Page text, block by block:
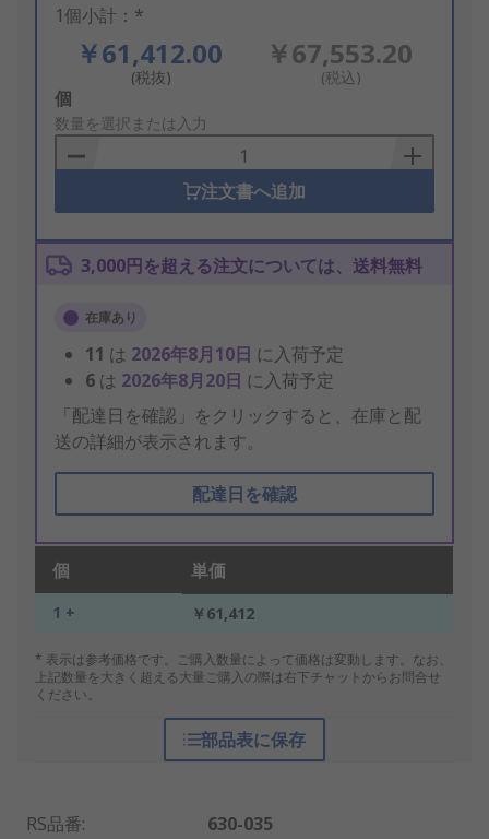
1個小計：*
￥61,412.00
(税抜)
￥67,553.20
(税込)
Add
to
Basket
個
数量を選択または入力
注文書へ追加
3,000円を超える注文については、送料無料
在庫あり
11 は 2026年8月10日 に入荷予定
6 は 2026年8月20日 に入荷予定
「配達日を確認」をクリックすると、在庫と配
送の詳細が表示されます。
配達日を確認
個 単価
1 + ￥61,412
* 表示は参考価格です。ご購入数量によって価格は変動します。なお、
上記数量を大きく超える大量ご購入の際は右下チャットからお問合せ
ください。
部品表に保存
RS品番:
630-035